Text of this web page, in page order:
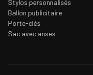
Stylos personnalisés
Ballon publicitaire
Porte-clés
Sac avec anses